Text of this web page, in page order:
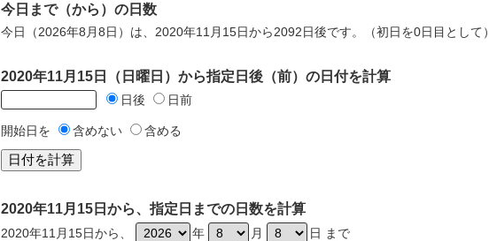
今日まで（から）の日数
今日（2026年8月8日）は、2020年11月15日から2092日後です。（初日を0日目として）
2020年11月15日（日曜日）から指定日後（前）の日付を計算
日後 日前
開始日を 含めない 含める
2020年11月15日から、指定日までの日数を計算
2020年11月15日から、 年 月 日 まで